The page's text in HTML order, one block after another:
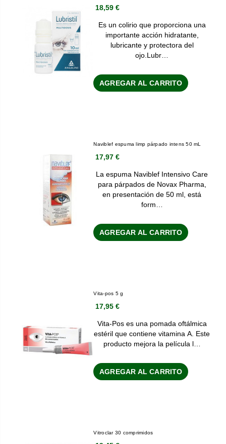
18,59 €
Es un colirio que proporciona una
importante acción hidratante,
lubricante y protectora del
ojo.Lubr…
AGREGAR AL CARRITO
Naviblef espuma limp párpado intens 50 mL
17,97 €
La espuma Naviblef Intensivo Care
para párpados de Novax Pharma,
en presentación de 50 ml, está
form…
AGREGAR AL CARRITO
Vita-pos 5 g
17,95 €
Vita-Pos es una pomada oftálmica
estéril que contiene vitamina A. Este
producto mejora la película l…
AGREGAR AL CARRITO
Vitroclar 30 comprimidos